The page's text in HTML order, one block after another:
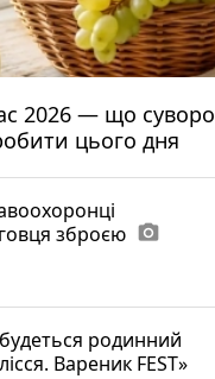
2026 — що суворо
цього дня
зброєю photo_camera
родинний
Вареник FEST»